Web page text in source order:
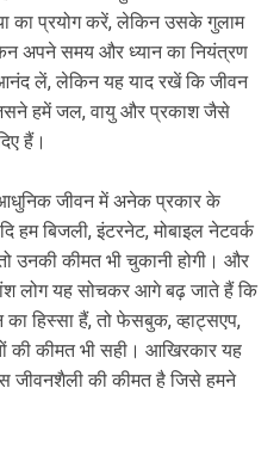
का प्रयोग करें, लेकिन उसके गुलाम
अपने समय और ध्यान का नियंत्रण
लें, लेकिन यह याद रखें कि जीवन
हमें जल, वायु और प्रकाश जैसे
हैं।
आधुनिक जीवन में अनेक प्रकार के
हम बिजली, इंटरनेट, मोबाइल नेटवर्क
उनकी कीमत भी चुकानी होगी। और
लोग यह सोचकर आगे बढ़ जाते हैं कि
हिस्सा हैं, तो फेसबुक, व्हाट्सएप,
की कीमत भी सही। आखिरकार यह
जीवनशैली की कीमत है जिसे हमने